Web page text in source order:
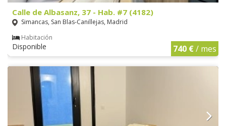
Calle de Albasanz, 37 - Hab. #7 (4182)
Simancas, San Blas-Canillejas, Madrid
Habitación
Disponible 740 €/ mes